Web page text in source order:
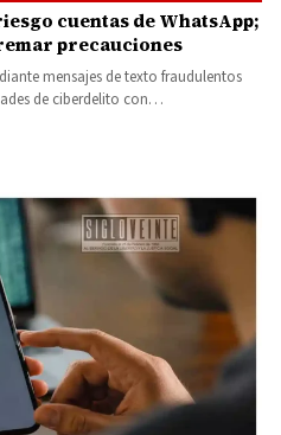
cuentas de WhatsApp;
precauciones
mensajes de texto fraudulentos
de ciberdelito con…